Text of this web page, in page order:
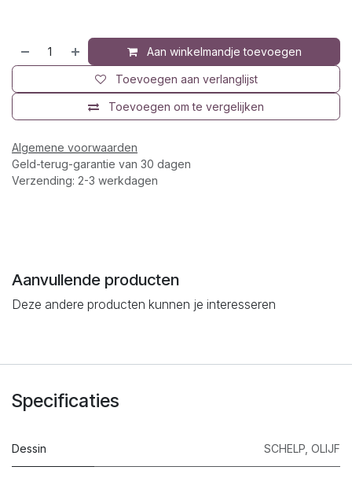
Aan winkelmandje toevoegen
Toevoegen om te vergelijken
Toevoegen aan verlanglijst
Algemene voorwaarden
Geld-terug-garantie van 30 dagen
Verzending: 2-3 werkdagen
Aanvullende producten
Deze andere producten kunnen je interesseren
Specificaties
Dessin SCHELP OLIJF